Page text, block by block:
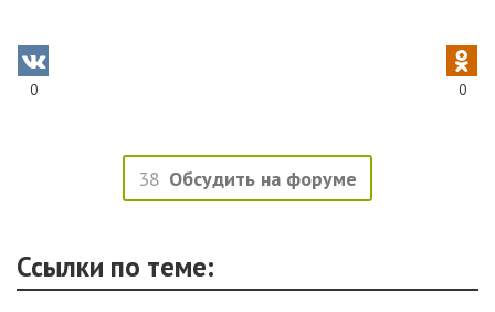
0 0
38 Обсудить на форуме
Ссылки по теме: